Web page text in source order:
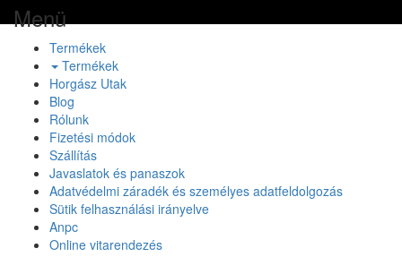
Menü
Termékek
Termékek
Horgász Utak
Blog
Rólunk
Fizetési módok
Szállítás
Javaslatok és panaszok
Adatvédelmi záradék és személyes adatfeldolgozás
Sütik felhasználási irányelve
Anpc
Online vitarendezés